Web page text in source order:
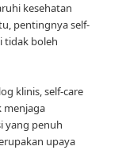
kesehatan
pentingnya self-
tidak boleh
klinis, self-care
menjaga
yang penuh
upaya